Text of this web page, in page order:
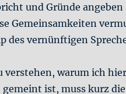
und Gründe
Gemeinsamkeiten
des vernünftigen
verstehen, warum ich
ist, muss kurz